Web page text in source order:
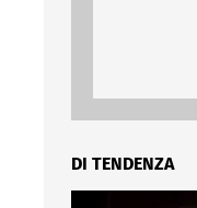
DI TENDENZA